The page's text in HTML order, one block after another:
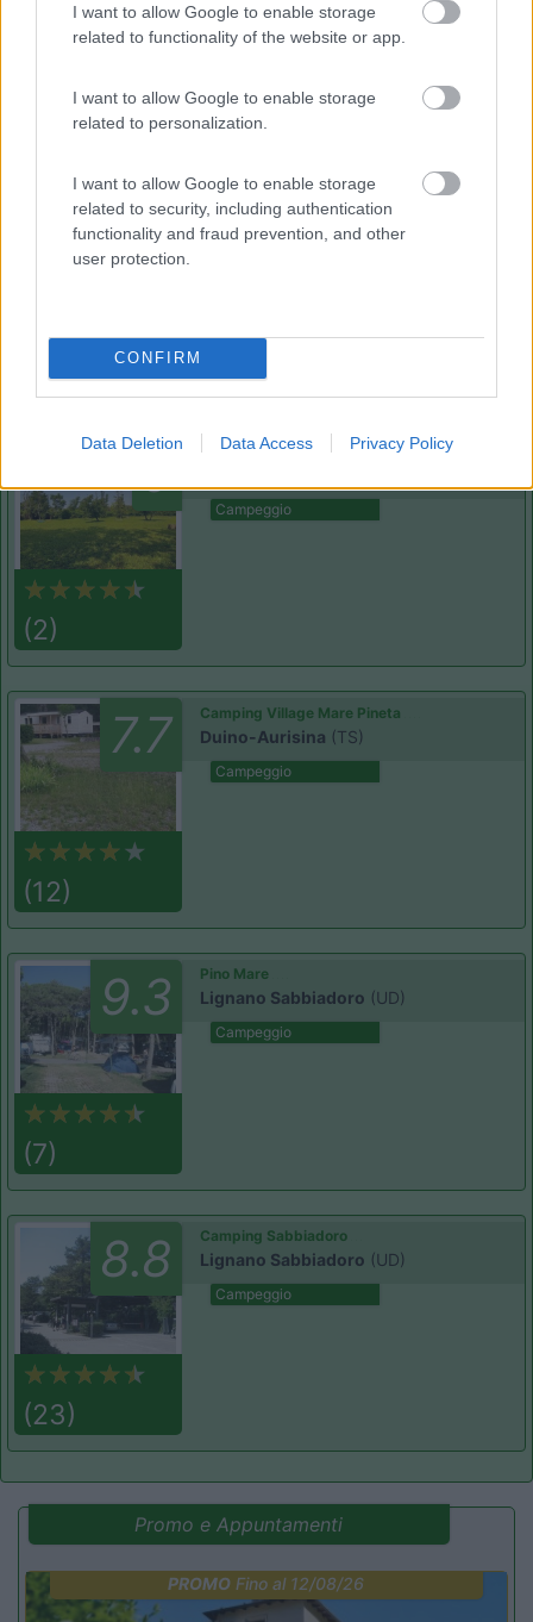
I want to allow Google to enable storage
related to functionality of the website or app.
I want to allow Google to enable storage
related to personalization.
I want to allow Google to enable storage
related to security, including authentication
functionality and fraud prevention, and other
user protection.
CONFIRM
Data Deletion Data Access Privacy Policy
Punto ristoro
Servizi
Segnalati nei dintorni
7.3
(3)
Residence & Camping Punta Spin
Grado(GO)
Campeggio
9
(2)
Belvedere Pineta
Campeggio
7.7
(12)
Camping Village Mare Pineta
Duino-Aurisina (TS)
Campeggio
9.3
(7)
Pino Mare
Lignano Sabbiadoro (UD)
Campeggio
8.8
(23)
Camping Sabbiadoro
Lignano Sabbiadoro (UD)
Campeggio
Promo e Appuntamenti
PROMO Fino al 12/08/26